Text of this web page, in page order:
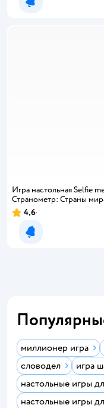
Уведомить о
Игра настольная Selfie
Странометр: Страны
Рейтинг:
4,6
Уведомить о
миллионер игра
словодел
игра
настольные игры
настольные игры